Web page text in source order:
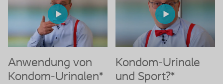
Anwendung von
Kondom-Urinalen*
Kondom-Urinale
und Sport?*